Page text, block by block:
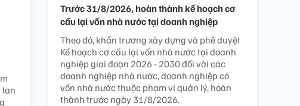
lan
Trước 31/8/2026, hoàn thành kế hoạch cơ
cấu lại vốn nhà nước tại doanh nghiệp
Theo đó, khẩn trương xây dựng và phê duyệt
Kế hoạch cơ cấu lại vốn nhà nước tại doanh
nghiệp giai đoạn 2026 - 2030 đối với các
doanh nghiệp nhà nước, doanh nghiệp có
vốn nhà nước thuộc phạm vi quản lý, hoàn
thành trước ngày 31/8/2026.